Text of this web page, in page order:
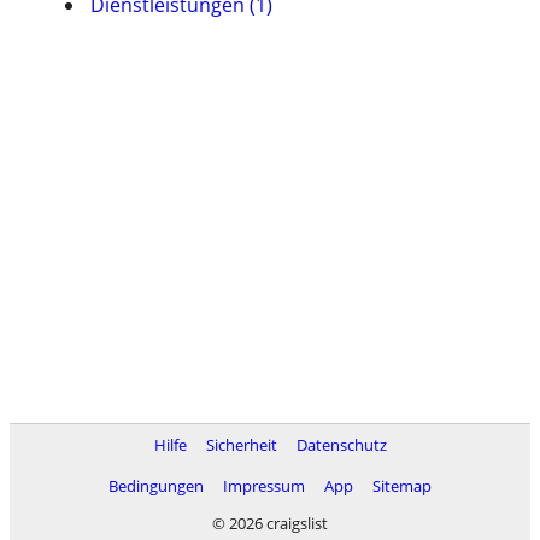
Hilfe Sicherheit
Datenschutz
Bedingungen
Impressum App
Sitemap
© 2026 craigslist